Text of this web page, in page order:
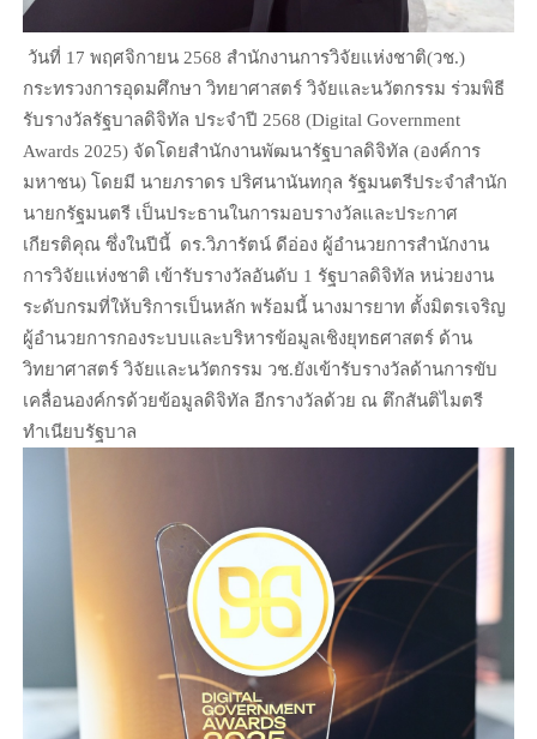
วันที่ 17 พฤศจิกายน 2568 สำนักงานการวิจัยแห่งชาติ(วช.)
กระทรวงการอุดมศึกษา วิทยาศาสตร์ วิจัยและนวัตกรรม ร่วมพิธี
รับรางวัลรัฐบาลดิจิทัล ประจำปี 2568 (Digital Government
Awards 2025) จัดโดยสำนักงานพัฒนารัฐบาลดิจิทัล (องค์การ
มหาชน) โดยมี นายภราดร ปริศนานันทกุล รัฐมนตรีประจำสำนัก
นายกรัฐมนตรี เป็นประธานในการมอบรางวัลและประกาศ
เกียรติคุณ ซึ่งในปีนี้ ดร.วิภารัตน์ ดีอ่อง ผู้อำนวยการสำนักงาน
การวิจัยแห่งชาติ เข้ารับรางวัลอันดับ 1 รัฐบาลดิจิทัล หน่วยงาน
ระดับกรมที่ให้บริการเป็นหลัก พร้อมนี้ นางมารยาท ตั้งมิตรเจริญ
ผู้อำนวยการกองระบบและบริหารข้อมูลเชิงยุทธศาสตร์ ด้าน
วิทยาศาสตร์ วิจัยและนวัตกรรม วช.ยังเข้ารับรางวัลด้านการขับ
เคลื่อนองค์กรด้วยข้อมูลดิจิทัล อีกรางวัลด้วย ณ ตึกสันติไมตรี
ทำเนียบรัฐบาล